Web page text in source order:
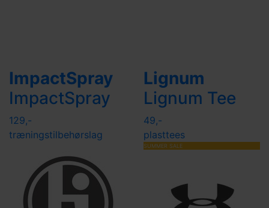
ImpactSpray
ImpactSpray
129,-
træningstilbehørslag
Lignum
Lignum Tee
49,-
plasttees
SUMMER SALE